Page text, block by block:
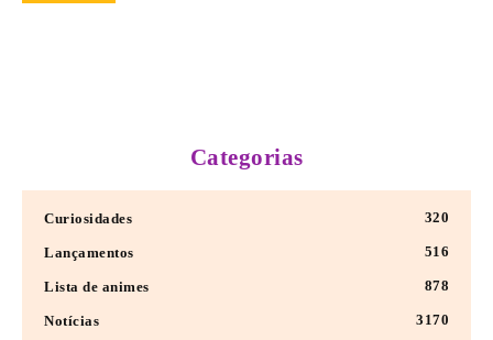
Categorias
Curiosidades 320
Lançamentos 516
Lista de animes 878
Notícias 3170